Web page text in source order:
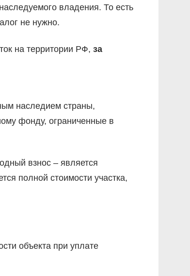
владения. То есть
не нужно.
на территории РФ, за
наследием страны,
фонду, ограниченные в
взнос – является
полной стоимости участка,
объекта при уплате